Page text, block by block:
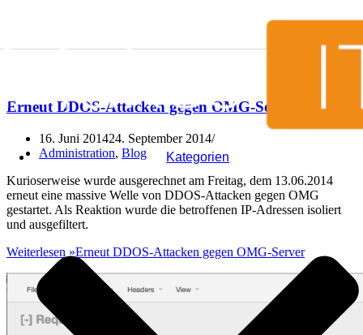
Kategorien
Erneut DDOS-Attacken gegen OMG-Server
16. Juni 201424. September 2014
Administration, Blog
Kurioserweise wurde ausgerechnet am Freitag, dem 13.06.2014
erneut eine massive Welle von DDOS-Attacken gegen OMG
gestartet. Als Reaktion wurde die betroffenen IP-Adressen isoliert
und ausgefiltert.
Weiterlesen »Erneut DDOS-Attacken gegen OMG-Server